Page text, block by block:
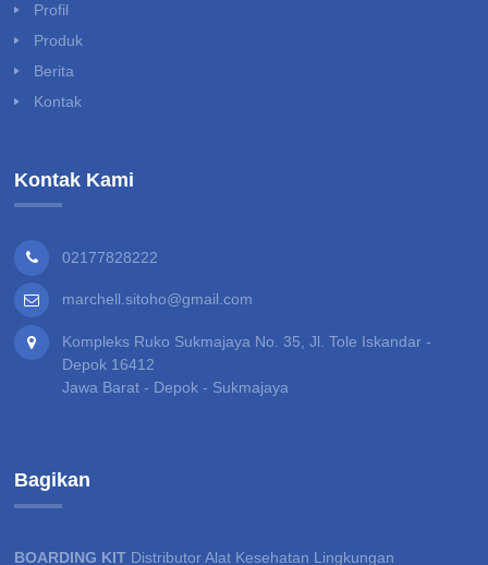
Profil
Produk
Berita
Kontak
Kontak Kami
02177828222
marchell.sitoho@gmail.com
Kompleks Ruko Sukmajaya No. 35, Jl. Tole Iskandar -
Depok 16412
Jawa Barat - Depok - Sukmajaya
Bagikan
BOARDING KIT Distributor Alat Kesehatan Lingkungan